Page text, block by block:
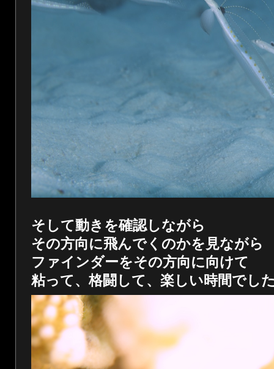
そして動きを確認しながら
その方向に飛んでくのかを見ながら
ファインダーをその方向に向けて
粘って、格闘して、楽しい時間でし